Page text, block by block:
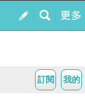
我的
訂閱